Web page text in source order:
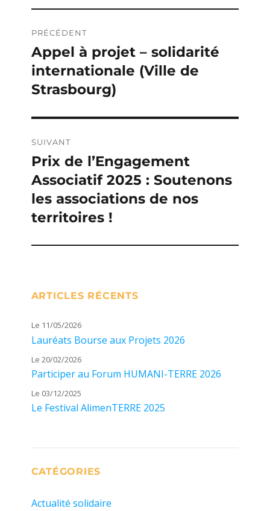
de
l’article
PRÉCÉDENT
Publication
précédente :
Appel à projet – solidarité
internationale (Ville de
Strasbourg)
SUIVANT
Publication
suivante :
Prix de l’Engagement
Associatif 2025 : Soutenons
les associations de nos
territoires !
ARTICLES RÉCENTS
Le 11/05/2026
Lauréats Bourse aux Projets 2026
Le 20/02/2026
Participer au Forum HUMANI-TERRE 2026
Le 03/12/2025
Le Festival AlimenTERRE 2025
CATÉGORIES
Actualité solidaire